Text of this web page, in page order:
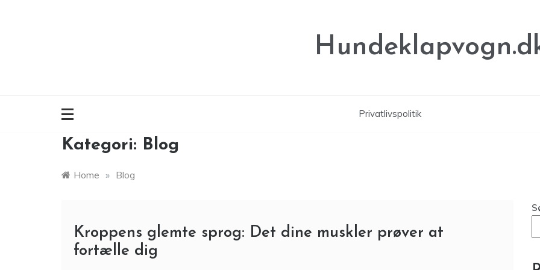
Privatlivspolitik
Kategori: Blog
Home » Blog
Kroppens glemte sprog: Det dine muskler prøver at
fortælle dig